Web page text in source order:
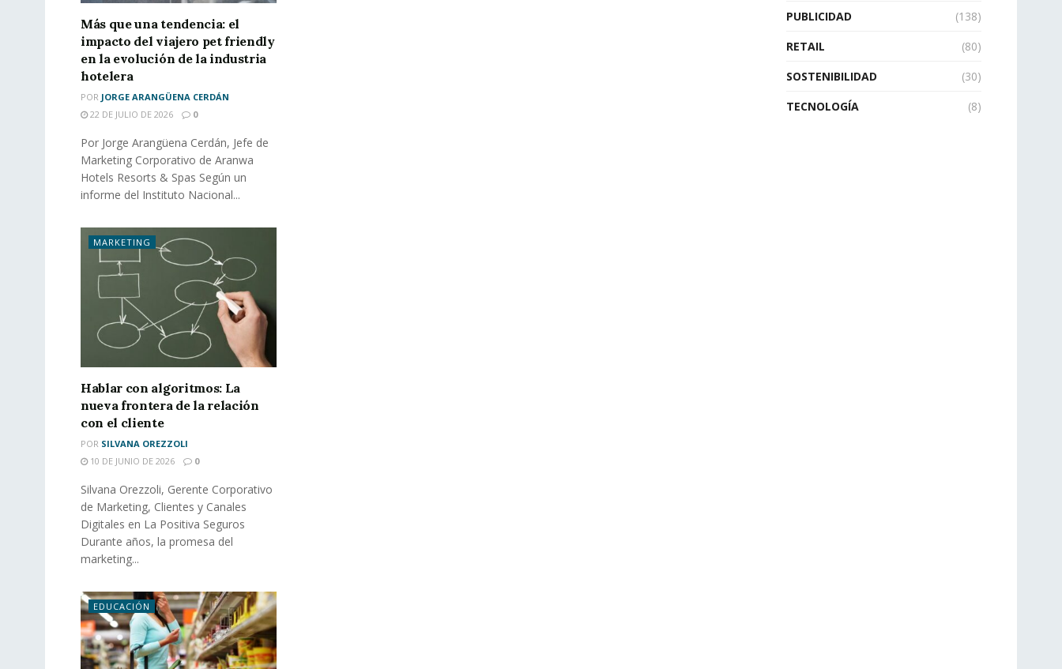
Más que una tendencia: el
impacto del viajero pet friendly
en la evolución de la industria
hotelera
POR JORGE ARANGÜENA CERDÁN
22 DE JULIO DE 2026
0
Por Jorge Arangüena Cerdán, Jefe de
Marketing Corporativo de Aranwa
Hotels Resorts & Spas Según un
informe del Instituto Nacional...
MARKETING
Hablar con algoritmos: La
nueva frontera de la relación
con el cliente
POR SILVANA OREZZOLI
10 DE JUNIO DE 2026
0
Silvana Orezzoli, Gerente Corporativo
de Marketing, Clientes y Canales
Digitales en La Positiva Seguros
Durante años, la promesa del
marketing...
EDUCACIÓN
PUBLICIDAD
(138)
RETAIL
(80)
SOSTENIBILIDAD
(30)
TECNOLOGÍA
(8)